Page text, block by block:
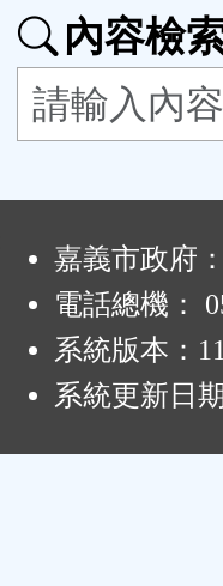
功
能
按
鈕
區
內容檢
嘉義市政府
電話總機：
系統版本：
系統更新日期